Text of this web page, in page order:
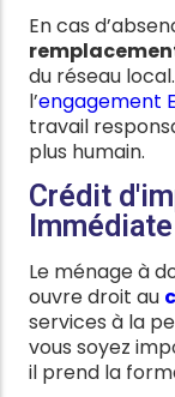
En cas
du réseau
l’engagement
travail
plus humain.
Crédit
Le ménage à
ouvre droit au
services à la
vous soyez
il prend la